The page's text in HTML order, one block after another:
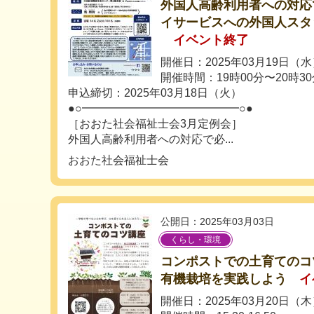
外国人高齢利用者への対
イサービスへの外国人ス
イベント終了
開催日：2025年03月19日（水
開催時間：19時00分〜20時
申込締切：2025年03月18日（火）
●○━━━━━━━━━━━━━━○●
［おおた社会福祉士会3月定例会］
外国人高齢利用者への対応で必...
おおた社会福祉士会
公開日：2025年03月03日
くらし・環境
コンポストでの土育ての
有機栽培を実践しよう
開催日：2025年03月20日（木